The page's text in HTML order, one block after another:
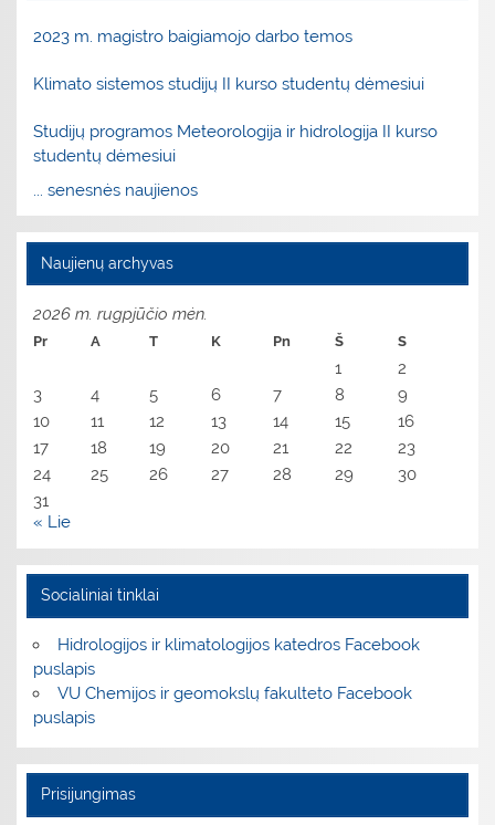
2023 m. magistro baigiamojo darbo temos
Klimato sistemos studijų II kurso studentų dėmesiui
Studijų programos Meteorologija ir hidrologija II kurso
studentų dėmesiui
... senesnės naujienos
Naujienų archyvas
2026 m. rugpjūčio mėn.
Pr A T K Pn Š S
1
2
3
4 5 6 7 8
9
10
11 12 13 14 15
16
17
18 19 20 21 22
23
24
25 26 27 28 29
30
31
« Lie
Socialiniai tinklai
Hidrologijos ir klimatologijos katedros Facebook
puslapis
VU Chemijos ir geomokslų fakulteto Facebook
puslapis
Prisijungimas